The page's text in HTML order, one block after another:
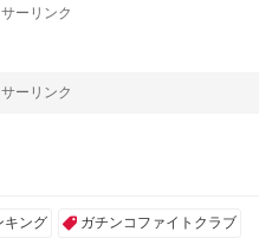
ーリンク
ーリンク
キング ガチンコファイトクラブ